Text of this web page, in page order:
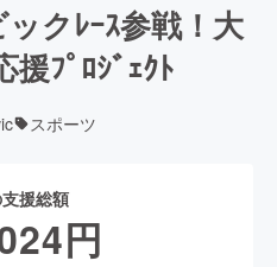
クﾚｰｽ参戦！大
援ﾌﾟﾛｼﾞｪｸﾄ
スポーツ
援総額
円